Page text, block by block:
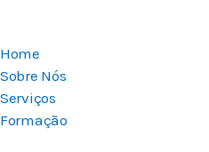
Home
Sobre Nós
Serviços
Formação